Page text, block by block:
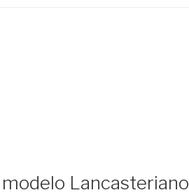
Lancasteriano